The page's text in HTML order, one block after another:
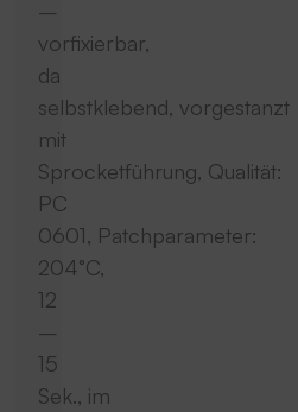
–
vorfixierbar,
da
selbstklebend, vorgestanzt
mit
Sprocketführung, Qualität:
PC
0601, Patchparameter:
204°C,
12
–
15
Sek., im